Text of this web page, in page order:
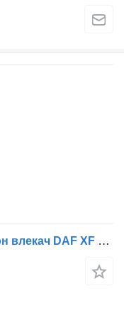
Страничен ретровизор за камион влекач DAF XF 105